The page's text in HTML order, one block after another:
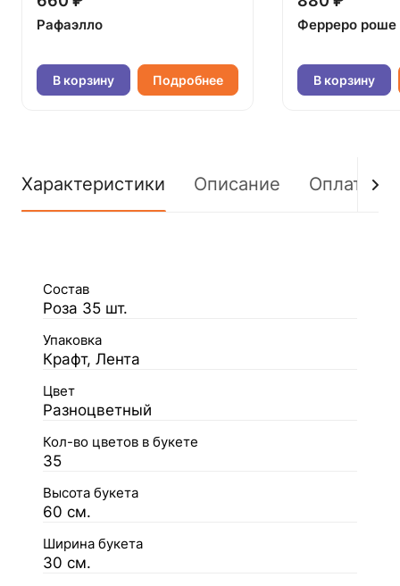
Рафаэлло
В корзину Подробнее
Ферреро роше
В корзину
Характеристики Описание Оплата
Состав
Роза 35 шт.
Упаковка
Крафт, Лента
Цвет
Разноцветный
Кол-во цветов в букете
35
Высота букета
60 см.
Ширина букета
30 см.